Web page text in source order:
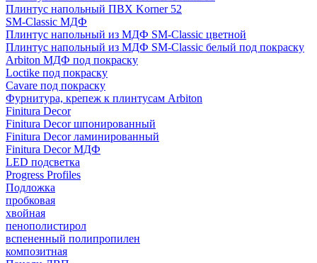
Плинтус напольный ПВХ Korner 52
SM-Classic МДФ
Плинтус напольный из МДФ SM-Classic цветной
Плинтус напольный из МДФ SM-Classic белый под покраску
Arbiton МДФ под покраску
Loctike под покраску
Cavare под покраску
Фурнитура, крепеж к плинтусам Arbiton
Finitura Decor
Finitura Decor шпонированный
Finitura Decor ламинированный
Finitura Decor МДФ
LED подсветка
Progress Profiles
Подложка
пробковая
хвойная
пенополистирол
вспененный полипропилен
композитная